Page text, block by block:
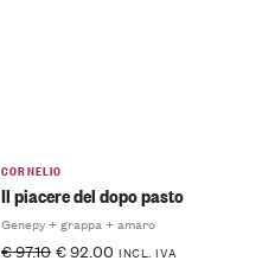
CORNELIO
Il piacere del dopo pasto
Genepy + grappa + amaro
€97.10 €92.00 INCL. IVA